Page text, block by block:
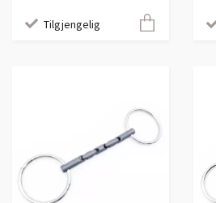
Tilgjengelig